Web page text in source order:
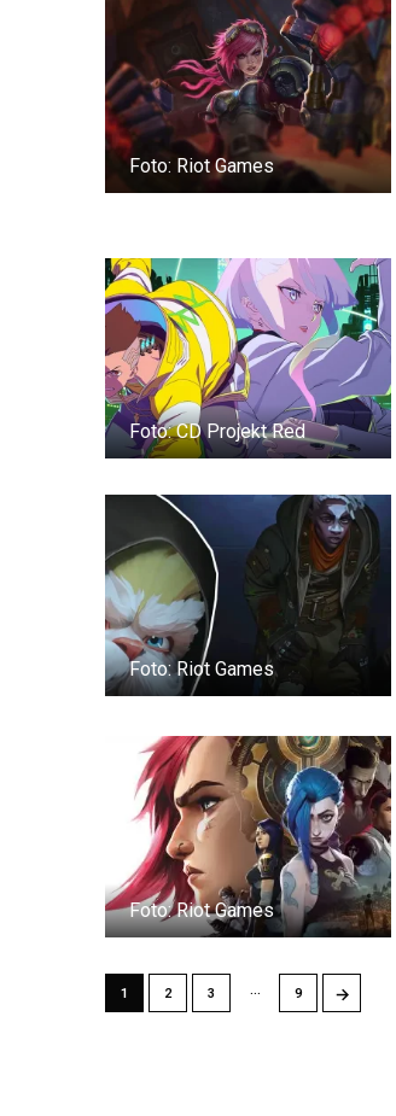
Foto: Riot Games
Foto: CD Projekt Red
Foto: Riot Games
Foto: Riot Games
1 2 3 … 9 →